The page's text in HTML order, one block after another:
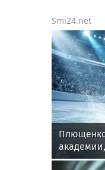
Smi24.net